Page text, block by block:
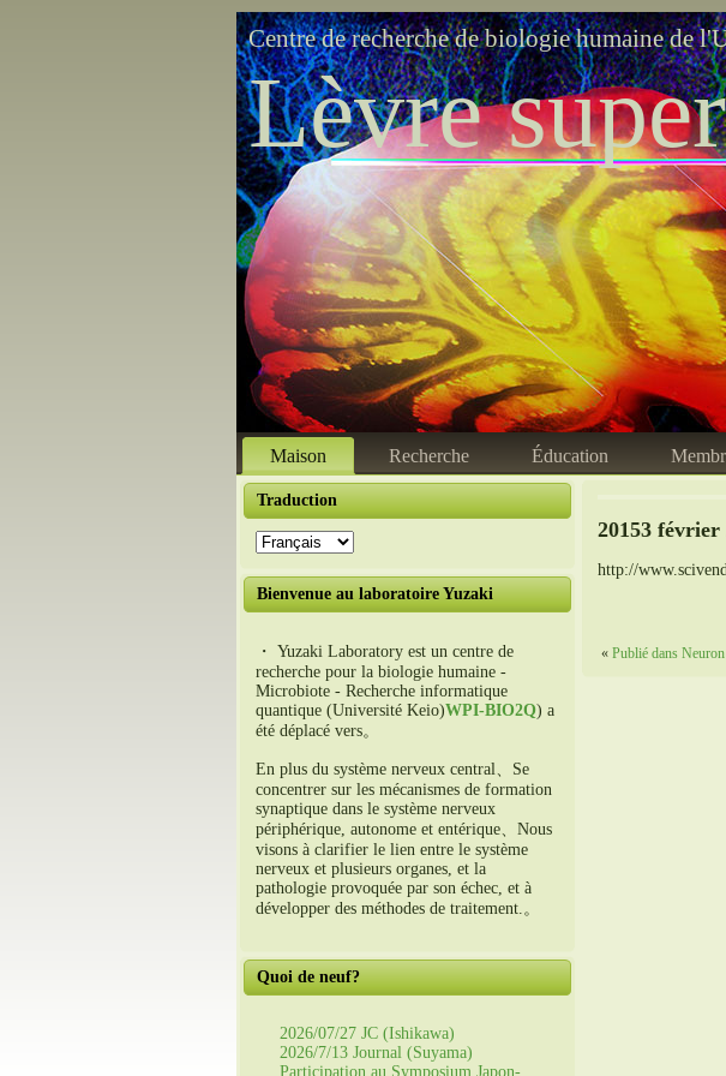
Centre de recherche de biologie humaine de
Lèvre
Maison Recherche Éducation
Traduction
Bienvenue au laboratoire Yuzaki
・ Yuzaki Laboratory est un centre de
recherche pour la biologie humaine -
Microbiote - Recherche informatique
quantique (Université Keio)WPI-BIO2Q) a
été déplacé vers。
En plus du système nerveux central、Se
concentrer sur les mécanismes de formation
synaptique dans le système nerveux
périphérique, autonome et entérique、Nous
visons à clarifier le lien entre le système
nerveux et plusieurs organes, et la
pathologie provoquée par son échec, et à
développer des méthodes de traitement.。
Quoi de neuf?
2026/07/27 JC (Ishikawa)
2026/7/13 Journal (Suyama)
Participation au Symposium Japon-
20153 février
http://
« Publié dans Neuron